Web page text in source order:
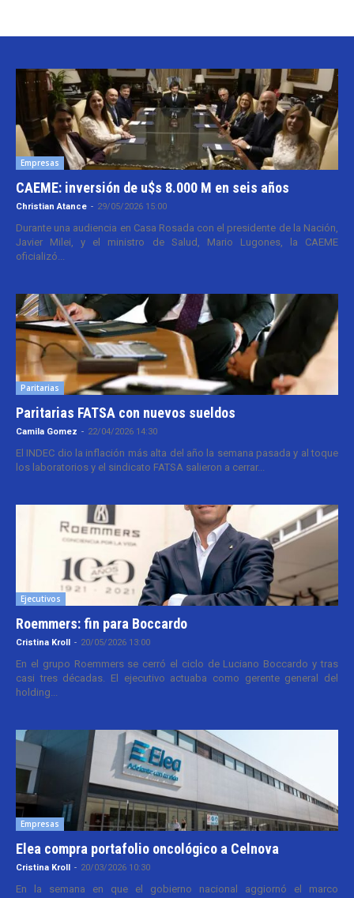
Empresas
CAEME: inversión de u$s 8.000 M en seis años
Christian Atance - 29/05/2026 15:00
Durante una audiencia en Casa Rosada con el presidente de la Nación,
Javier Milei, y el ministro de Salud, Mario Lugones, la CAEME
oficializó...
Paritarias
Paritarias FATSA con nuevos sueldos
Camila Gomez - 22/04/2026 14:30
El INDEC dio la inflación más alta del año la semana pasada y al toque
los laboratorios y el sindicato FATSA salieron a cerrar...
Ejecutivos
Roemmers: fin para Boccardo
Cristina Kroll - 20/05/2026 13:00
En el grupo Roemmers se cerró el ciclo de Luciano Boccardo y tras
casi tres décadas. El ejecutivo actuaba como gerente general del
holding...
Empresas
Elea compra portafolio oncológico a Celnova
Cristina Kroll - 20/03/2026 10:30
En la semana en que el gobierno nacional aggiornó el marco